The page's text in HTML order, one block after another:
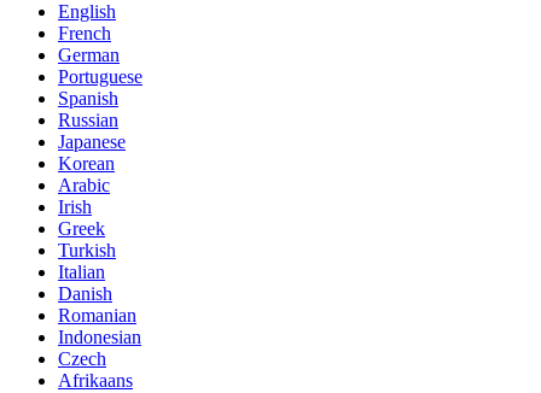
English
French
German
Portuguese
Spanish
Russian
Japanese
Korean
Arabic
Irish
Greek
Turkish
Italian
Danish
Romanian
Indonesian
Czech
Afrikaans